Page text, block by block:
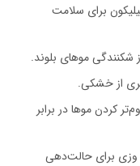
برای سلامت
موهای بلوند.
از خشکی.
کردن موها در برابر
برای حالت‌دهی